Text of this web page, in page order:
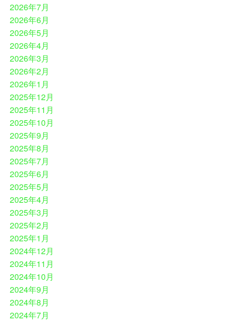
2026年7月
2026年6月
2026年5月
2026年4月
2026年3月
2026年2月
2026年1月
2025年12月
2025年11月
2025年10月
2025年9月
2025年8月
2025年7月
2025年6月
2025年5月
2025年4月
2025年3月
2025年2月
2025年1月
2024年12月
2024年11月
2024年10月
2024年9月
2024年8月
2024年7月